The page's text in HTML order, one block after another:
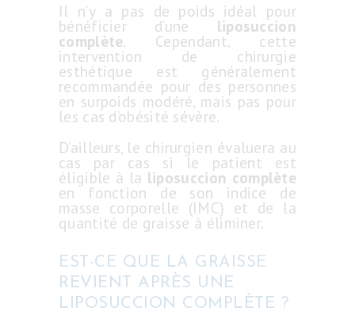
Il n’y a pas de poids idéal pour
bénéficier d’une liposuccion
complète. Cependant, cette
intervention de chirurgie
esthétique est généralement
recommandée pour des personnes
en surpoids modéré, mais pas pour
les cas d’obésité sévère.
D’ailleurs, le chirurgien évaluera au
cas par cas si le patient est
éligible à la liposuccion complète
en fonction de son indice de
masse corporelle (IMC) et de la
quantité de graisse à éliminer.
EST-CE QUE LA GRAISSE
REVIENT APRÈS UNE
LIPOSUCCION COMPLÈTE ?